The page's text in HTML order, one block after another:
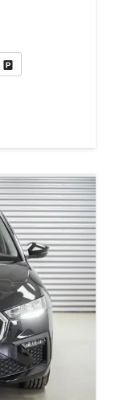
anDatei, Fahrzeugexposé